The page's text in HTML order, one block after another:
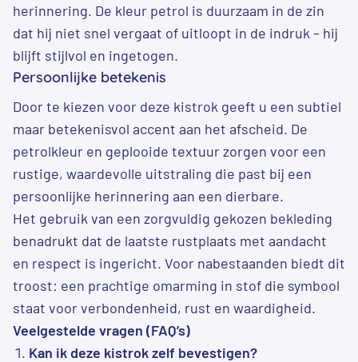
herinnering. De kleur petrol is duurzaam in de zin
dat hij niet snel vergaat of uitloopt in de indruk – hij
blijft stijlvol en ingetogen.
Persoonlijke betekenis
Door te kiezen voor deze kistrok geeft u een subtiel
maar betekenisvol accent aan het afscheid. De
petrolkleur en geplooide textuur zorgen voor een
rustige, waardevolle uitstraling die past bij een
persoonlijke herinnering aan een dierbare.
Het gebruik van een zorgvuldig gekozen bekleding
benadrukt dat de laatste rustplaats met aandacht
en respect is ingericht. Voor nabestaanden biedt dit
troost: een prachtige omarming in stof die symbool
staat voor verbondenheid, rust en waardigheid.
Veelgestelde vragen (FAQ’s)
Kan ik deze kistrok zelf bevestigen?